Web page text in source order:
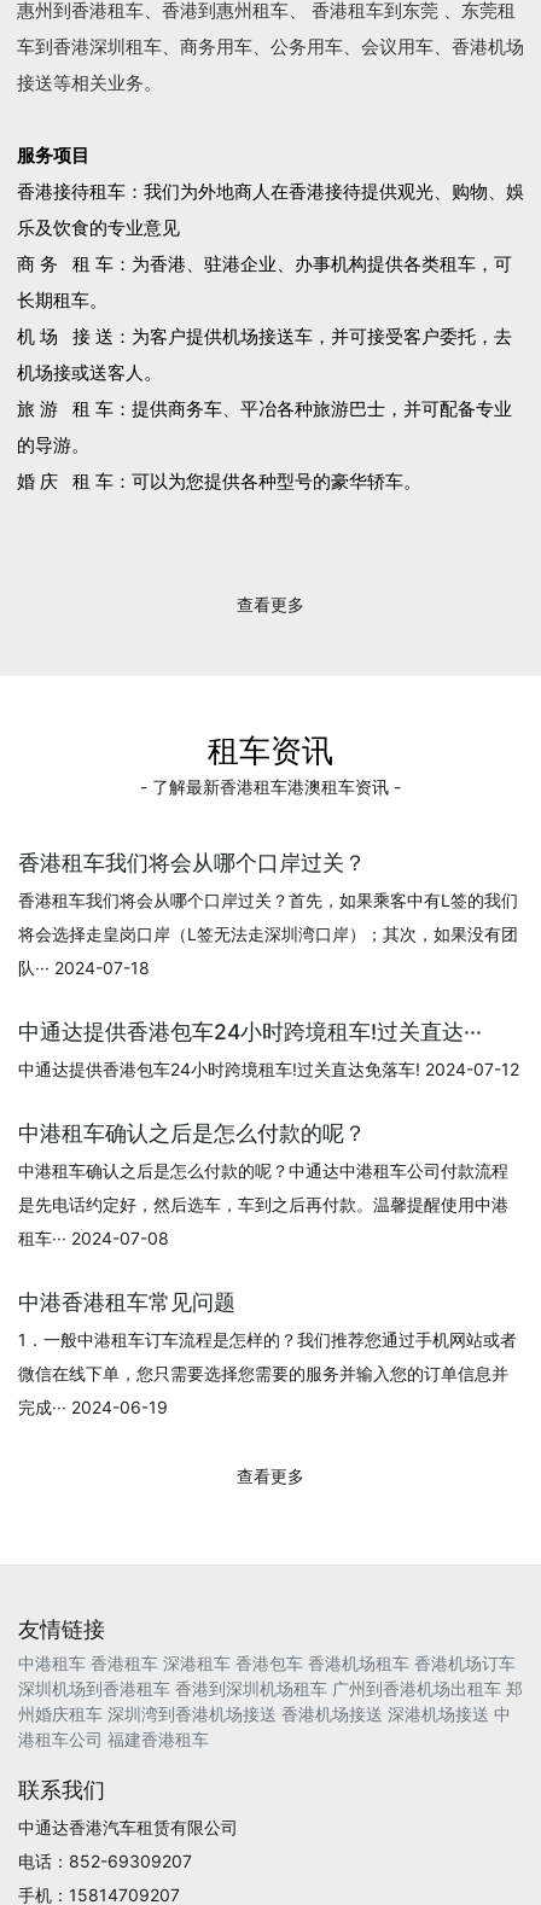
惠州到香港租车、香港到惠州租车、 香港租车到东莞 、东莞租
车到香港深圳租车、商务用车、公务用车、会议用车、香港机场
接送等相关业务。
服务项目
香港接待租车：我们为外地商人在香港接待提供观光、购物、娛
乐及饮食的专业意见
商 务 租 车：为香港、驻港企业、办事机构提供各类租车，可
长期租车。
机 场 接 送：为客户提供机场接送车，并可接受客户委托，去
机场接或送客人。
旅 游 租 车：提供商务车、平冶各种旅游巴士，并可配备专业
的导游。
婚 庆 租 车：可以为您提供各种型号的豪华轿车。
查看更多
租车资讯
- 了解最新香港租车港澳租车资讯 -
香港租车我们将会从哪个口岸过关？
香港租车我们将会从哪个口岸过关？首先，如果乘客中有L签的我们
将会选择走皇岗口岸（L签无法走深圳湾口岸）；其次，如果没有团
队··· 2024-07-18
中通达提供香港包车24小时跨境租车!过关直达···
中通达提供香港包车24小时跨境租车!过关直达免落车! 2024-07-12
中港租车确认之后是怎么付款的呢？
中港租车确认之后是怎么付款的呢？中通达中港租车公司付款流程
是先电话约定好，然后选车，车到之后再付款。温馨提醒使用中港
租车··· 2024-07-08
中港香港租车常见问题
1．一般中港租车订车流程是怎样的？我们推荐您通过手机网站或者
微信在线下单，您只需要选择您需要的服务并输入您的订单信息并
完成··· 2024-06-19
查看更多
友情链接
中港租车 香港租车 深港租车 香港包车 香港机场租车 香港机场订车
深圳机场到香港租车 香港到深圳机场租车 广州到香港机场出租车 郑
州婚庆租车 深圳湾到香港机场接送 香港机场接送 深港机场接送 中
港租车公司 福建香港租车
联系我们
中通达香港汽车租赁有限公司
电话：852-69309207
手机：15814709207